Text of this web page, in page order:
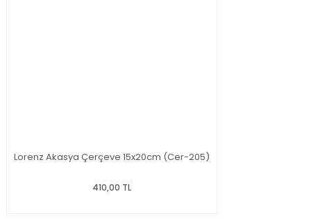
Lorenz Akasya Çerçeve 15x20cm (Cer-205)
410,00 TL